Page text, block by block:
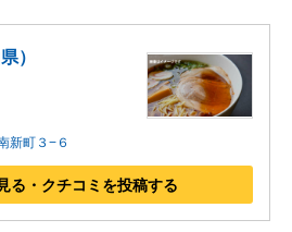
）
新町３−６
る・クチコミを投稿する